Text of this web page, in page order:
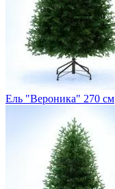
Ель "Вероника" 270 см